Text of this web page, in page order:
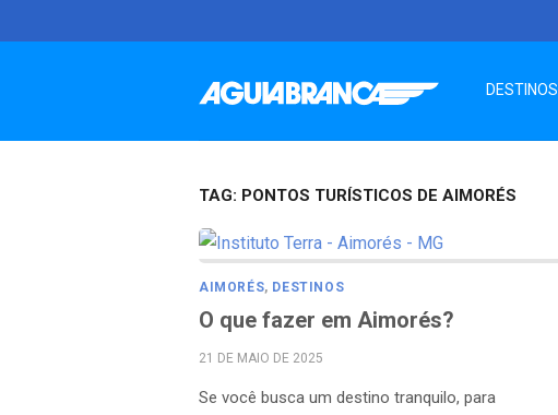
to
DESTINOS
TAG: PONTOS TURÍSTICOS DE AIMORÉS
AIMORÉS, DESTINOS
O que fazer em Aimorés?
POSTED
21 DE MAIO DE 2025
Se você busca um destino tranquilo, para